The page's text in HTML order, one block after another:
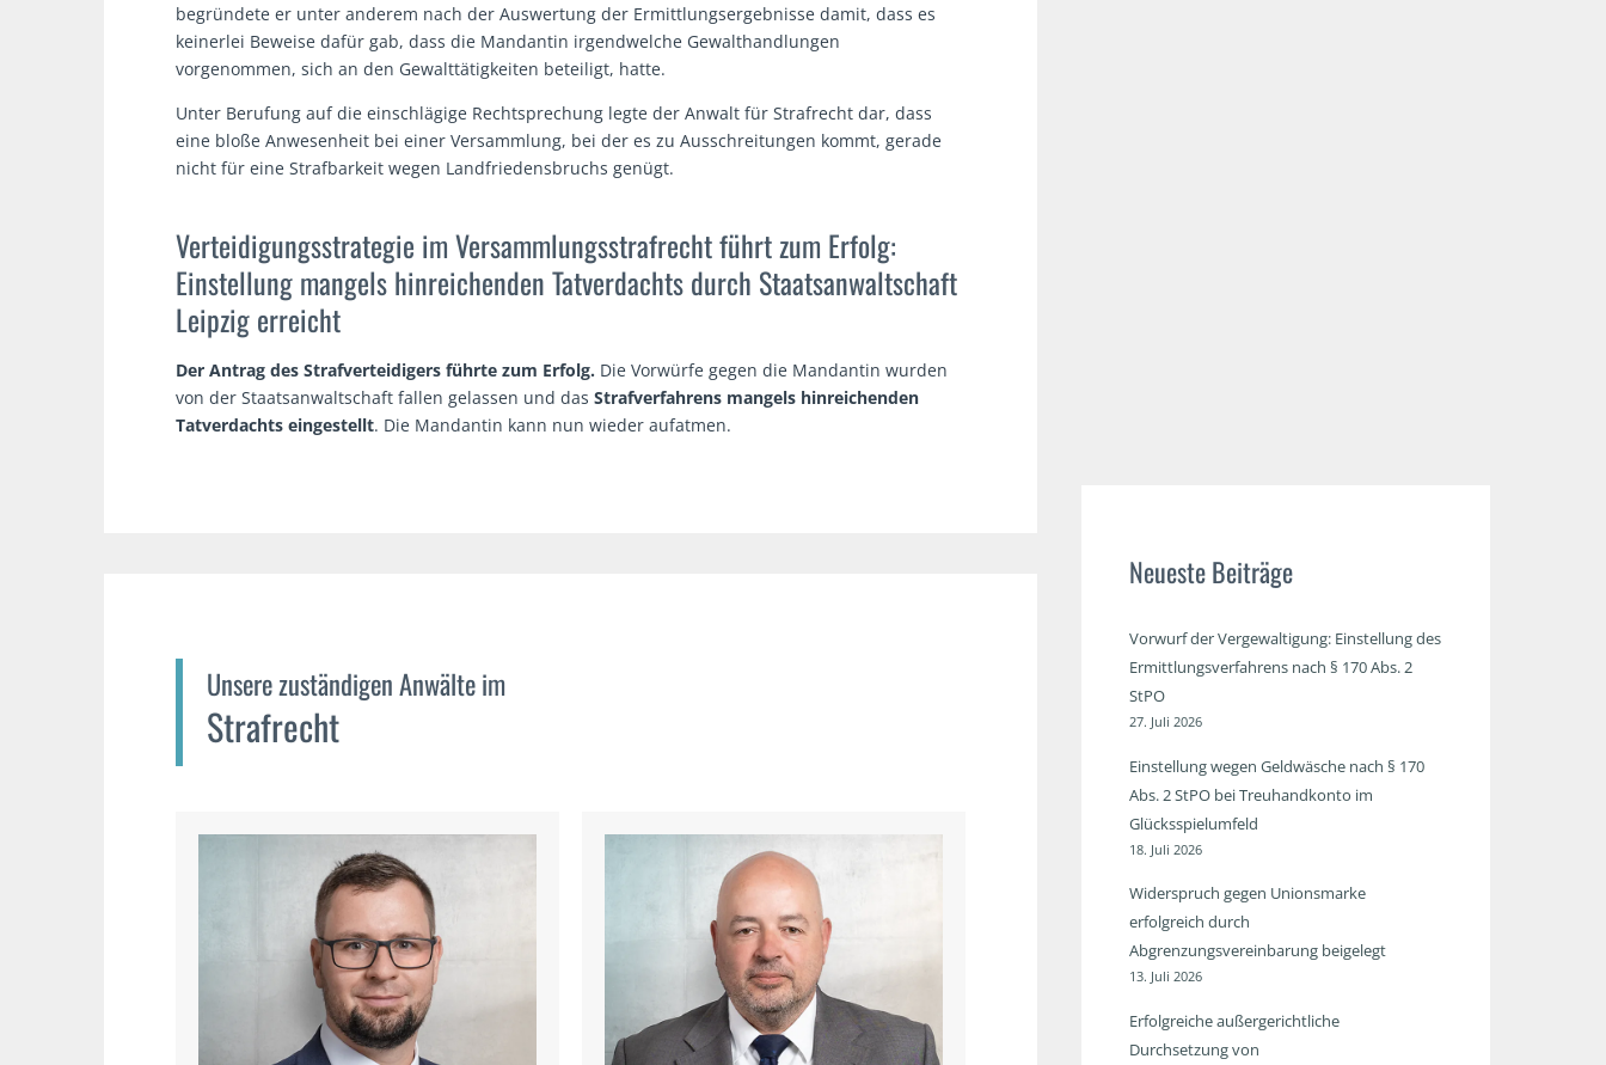
begründete er unter anderem nach der Auswertung der Ermittlungsergebnisse damit, dass es
keinerlei Beweise dafür gab, dass die Mandantin irgendwelche Gewalthandlungen
vorgenommen, sich an den Gewalttätigkeiten beteiligt, hatte.
Unter Berufung auf die einschlägige Rechtsprechung legte der Anwalt für Strafrecht dar, dass
eine bloße Anwesenheit bei einer Versammlung, bei der es zu Ausschreitungen kommt, gerade
nicht für eine Strafbarkeit wegen Landfriedensbruchs genügt.
Verteidigungsstrategie im Versammlungsstrafrecht führt zum Erfolg:
Einstellung mangels hinreichenden Tatverdachts durch Staatsanwaltschaft
Leipzig erreicht
Der Antrag des Strafverteidigers führte zum Erfolg. Die Vorwürfe gegen die Mandantin wurden
von der Staatsanwaltschaft fallen gelassen und dasStrafverfahrens mangels hinreichenden
Tatverdachts eingestellt. Die Mandantin kann nun wieder aufatmen.
Unsere zuständigen Anwälte im
Strafrecht
Neueste Beiträge
Vorwurf der Vergewaltigung: Einstellung des
Ermittlungsverfahrens nach § 170 Abs. 2
StPO
27. Juli 2026
Einstellung wegen Geldwäsche nach § 170
Abs. 2 StPO bei Treuhandkonto im
Glücksspielumfeld
18. Juli 2026
Widerspruch gegen Unionsmarke
erfolgreich durch
Abgrenzungsvereinbarung beigelegt
13. Juli 2026
Erfolgreiche außergerichtliche
Durchsetzung von